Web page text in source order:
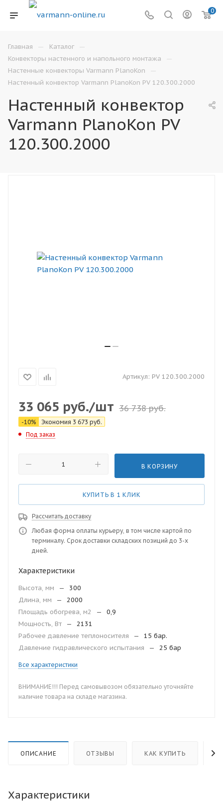
0
Главная — Каталог —
Конвекторы настенного и напольного монтажа —
Настенные конвекторы Varmann PlanoKon —
Настенный конвектор Varmann PlanoKon PV 120.300.2000
Настенный конвектор
Varmann PlanoKon PV
120.300.2000
Артикул: PV 120.300.2000
33 065 руб./шт 36 738руб.
-10% Экономия 3 673 руб.
Под заказ
В КОРЗИНУ
КУПИТЬ В 1 КЛИК
Рассчитать доставку
Любая форма оплаты курьеру, в том числе картой по
терминалу. Срок доставки складских позиций до 3-х
дней.
Характеристики
Высота, мм —
300
Длина, мм
—
2000
Площадь обогрева, м2
—
0,9
Мощность, Вт
—
2131
Рабочее давление теплоносителя
—
15 бар.
Давление гидравлического испытания
— 25 бар
Все характеристики
ВНИМАНИЕ!!! Перед самовывозом обязательно уточняйте
наличие товара на складе магазина.
ОПИСАНИЕ ОТЗЫВЫ КАК КУПИТЬ
Характеристики